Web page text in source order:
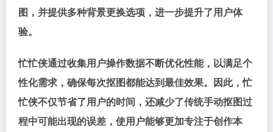
图，并提供多种背景更换选项，进一步提升了用户体
验。
忙忙侠通过收集用户操作数据不断优化性能，以满足个
性化需求，确保每次抠图都能达到最佳效果。因此，忙
忙侠不仅节省了用户的时间，还减少了传统手动抠图过
程中可能出现的误差，使用户能够更加专注于创作本